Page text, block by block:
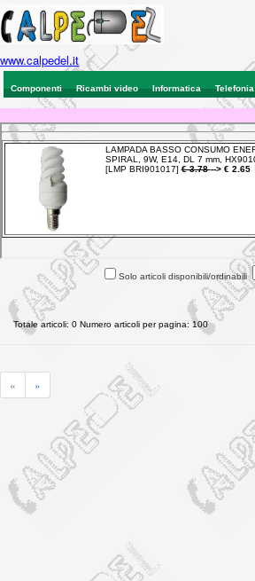
www.calpedel.it
Componenti Ricambi video Informatica Telefonia
Solo articoli disponibili/ordinabili
Totale articoli: 0 Numero articoli per pagina: 100
« »